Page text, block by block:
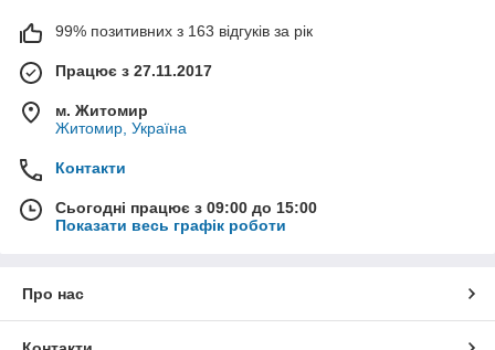
99% позитивних з 163 відгуків за рік
Працює з 27.11.2017
м. Житомир
Житомир, Україна
Контакти
Сьогодні працює з 09:00 до 15:00
Показати весь графік роботи
Про нас